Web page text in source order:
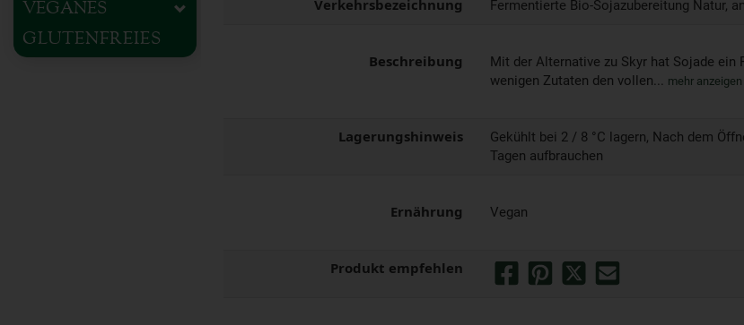
VEGANES
GLUTENFREIES
Verkehrsbezeichnung Fermentierte Bio-Sojazubereitung Natur,
Beschreibung
Mit der Alternative zu Skyr hat Sojade
wenigen Zutaten den vollen... mehr anzeigen
Lagerungshinweis
Gekühlt bei 2 / 8 °C lagern, Nach dem
Tagen aufbrauchen
Ernährung Vegan
Produkt empfehlen